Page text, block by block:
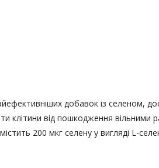
добавок із селеном,
клітини від пошкодження
200 мкг селену у вигляді L-